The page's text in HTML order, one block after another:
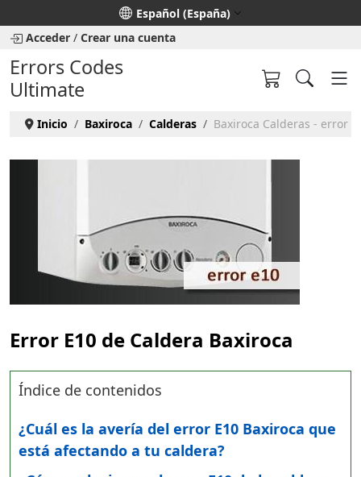
Seleccione su idioma
Español (España)
Acceder / Crear una cuenta
Errors Codes
Ultimate
Inicio Baxiroca Calderas Baxiroca Calderas - error
Error E10 de Caldera Baxiroca
Índice de contenidos
¿Cuál es la avería del error E10 Baxiroca que
está afectando a tu caldera?